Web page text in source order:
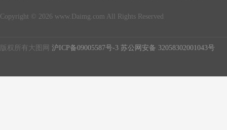
Copyright © 2026 www.Daimg.com All Rights Reserved
版权所有大图网 沪ICP备09005587号-3 苏公网安备 32058302001043号